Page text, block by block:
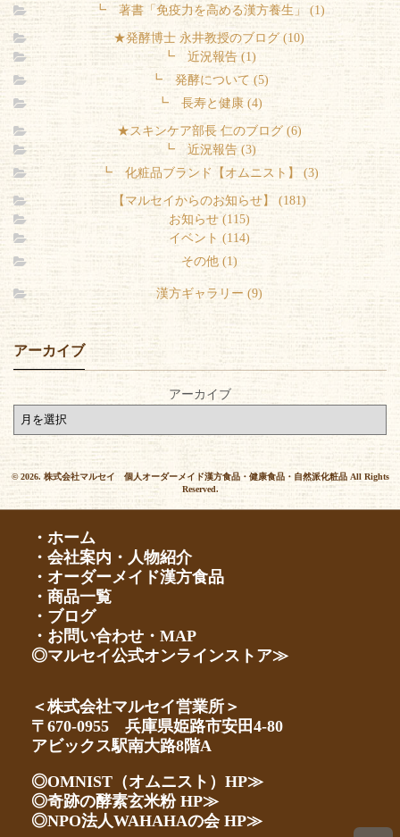
┗ 著書「免疫力を高める漢方養生」 (1)
★発酵博士 永井教授のブログ (10)
┗ 近況報告 (1)
┗ 発酵について (5)
┗ 長寿と健康 (4)
★スキンケア部長 仁のブログ (6)
┗ 近況報告 (3)
┗ 化粧品ブランド【オムニスト】 (3)
【マルセイからのお知らせ】 (181)
お知らせ (115)
イベント (114)
その他 (1)
漢方ギャラリー (9)
アーカイブ
アーカイブ
© 2026. 株式会社マルセイ 個人オーダーメイド漢方食品・健康食品・自然派化粧品 All Rights
Reserved.
・ホーム
・会社案内・人物紹介
・オーダーメイド漢方食品
・商品一覧
・ブログ
・お問い合わせ・MAP
◎マルセイ公式オンラインストア≫
＜株式会社マルセイ営業所＞
〒670-0955 兵庫県姫路市安田4-80
アビックス駅南大路8階A
◎OMNIST（オムニスト）HP≫
◎奇跡の酵素玄米粉 HP≫
◎NPO法人WAHAHAの会 HP≫